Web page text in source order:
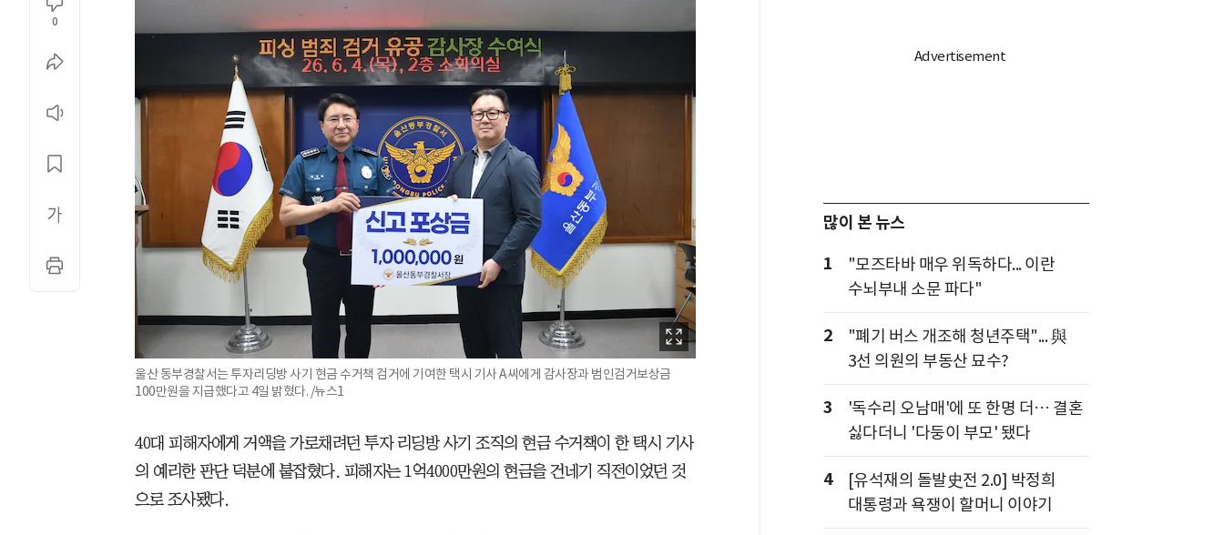
0
울산 동부경찰서는 투자리딩방 사기 현금 수거책 검거에 기여한 택시 기사 A씨에게 감사장과 범인검거보상금
100만원을 지급했다고 4일 밝혔다. /뉴스1
40대 피해자에게 거액을 가로채려던 투자 리딩방 사기 조직의 현금 수거책이 한 택시 기사
의 예리한 판단 덕분에 붙잡혔다. 피해자는 1억4000만원의 현금을 건네기 직전이었던 것
으로 조사됐다.
많이 본 뉴스
1
"모즈타바 매우 위독하다... 이란
수뇌부내 소문 파다"
2
"폐기 버스 개조해 청년주택"... 與
3선 의원의 부동산 묘수?
3
'독수리 오남매'에 또 한명 더… 결혼
싫다더니 '다둥이 부모' 됐다
4
[유석재의 돌발史전 2.0] 박정희
대통령과 욕쟁이 할머니 이야기